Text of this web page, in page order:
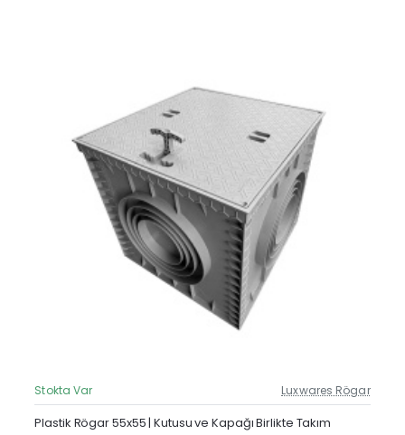
Güncel Fiyat
Stokta Var Luxwares Rögar
Plastik Rögar 55x55 | Kutusu ve Kapağı Birlikte Takım